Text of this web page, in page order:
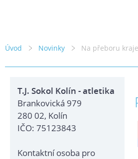
Úvod Novinky Na přeboru
T.J. Sokol Kolín - atletika
Brankovická 979
280 02, Kolín
IČO: 75123843
Kontaktní osoba pro